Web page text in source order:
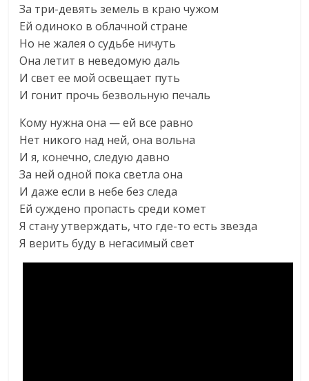
За три-девять земель в краю чужом
Ей одиноко в облачной стране
Но не жалея о судьбе ничуть
Она летит в неведомую даль
И свет ее мой освещает путь
И гонит прочь безвольную печаль
Кому нужна она — ей все равно
Нет никого над ней, она вольна
И я, конечно, следую давно
За ней одной пока светла она
И даже если в небе без следа
Ей суждено пропасть среди комет
Я стану утверждать, что где-то есть звезда
Я верить буду в негасимый свет